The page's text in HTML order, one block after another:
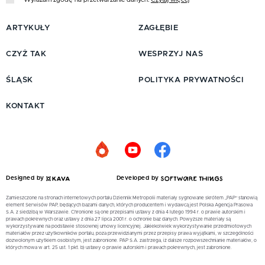
ARTYKUŁY
CZYŻ TAK
ŚLĄSK
ZAGŁĘBIE
WESPRZYJ NAS
POLITYKA PRYWATNOŚCI
KONTAKT
Designed by Developed by
Zamieszczone na stronach internetowych portalu Dziennik Metropolii materiały sygnowane skrótem „PAP” stanowią
element Serwisów PAP, będących bazami danych, których producentem i wydawcą jest Polska Agencja Prasowa
S.A. z siedzibą w Warszawie. Chronione są one przepisami ustawy z dnia 4 lutego 1994 r. o prawie autorskim i
prawach pokrewnych oraz ustawy z dnia 27 lipca 2001 r. o ochronie baz danych. Powyższe materiały są
wykorzystywane na podstawie stosownej umowy licencyjnej. Jakiekolwiek wykorzystywanie przedmiotowych
materiałów przez użytkowników portalu, poza przewidzianymi przez przepisy prawa wyjątkami, w szczególności
dozwolonym użytkiem osobistym, jest zabronione. PAP S.A. zastrzega, iż dalsze rozpowszechnianie materiałów, o
których mowa w art. 25 ust. 1 pkt. b) ustawy o prawie autorskim i prawach pokrewnych, jest zabronione.